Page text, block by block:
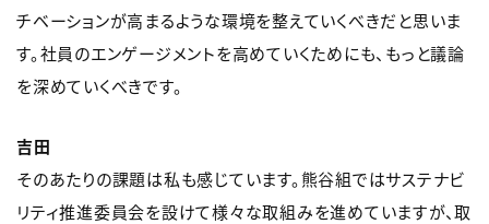
チベーションが高まるような環境を整えていくべきだと思いま
す。社員のエンゲージメントを高めていくためにも、もっと議論
を深めていくべきです。
吉田
そのあたりの課題は私も感じています。熊谷組ではサステナビ
リティ推進委員会を設けて様々な取組みを進めていますが、取